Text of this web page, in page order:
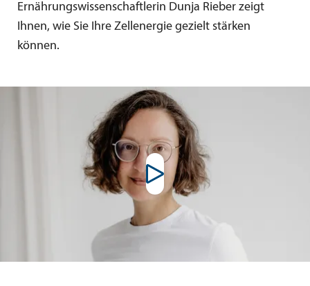
Ernährungswissenschaftlerin Dunja Rieber zeigt
Ihnen, wie Sie Ihre Zellenergie gezielt stärken
können.